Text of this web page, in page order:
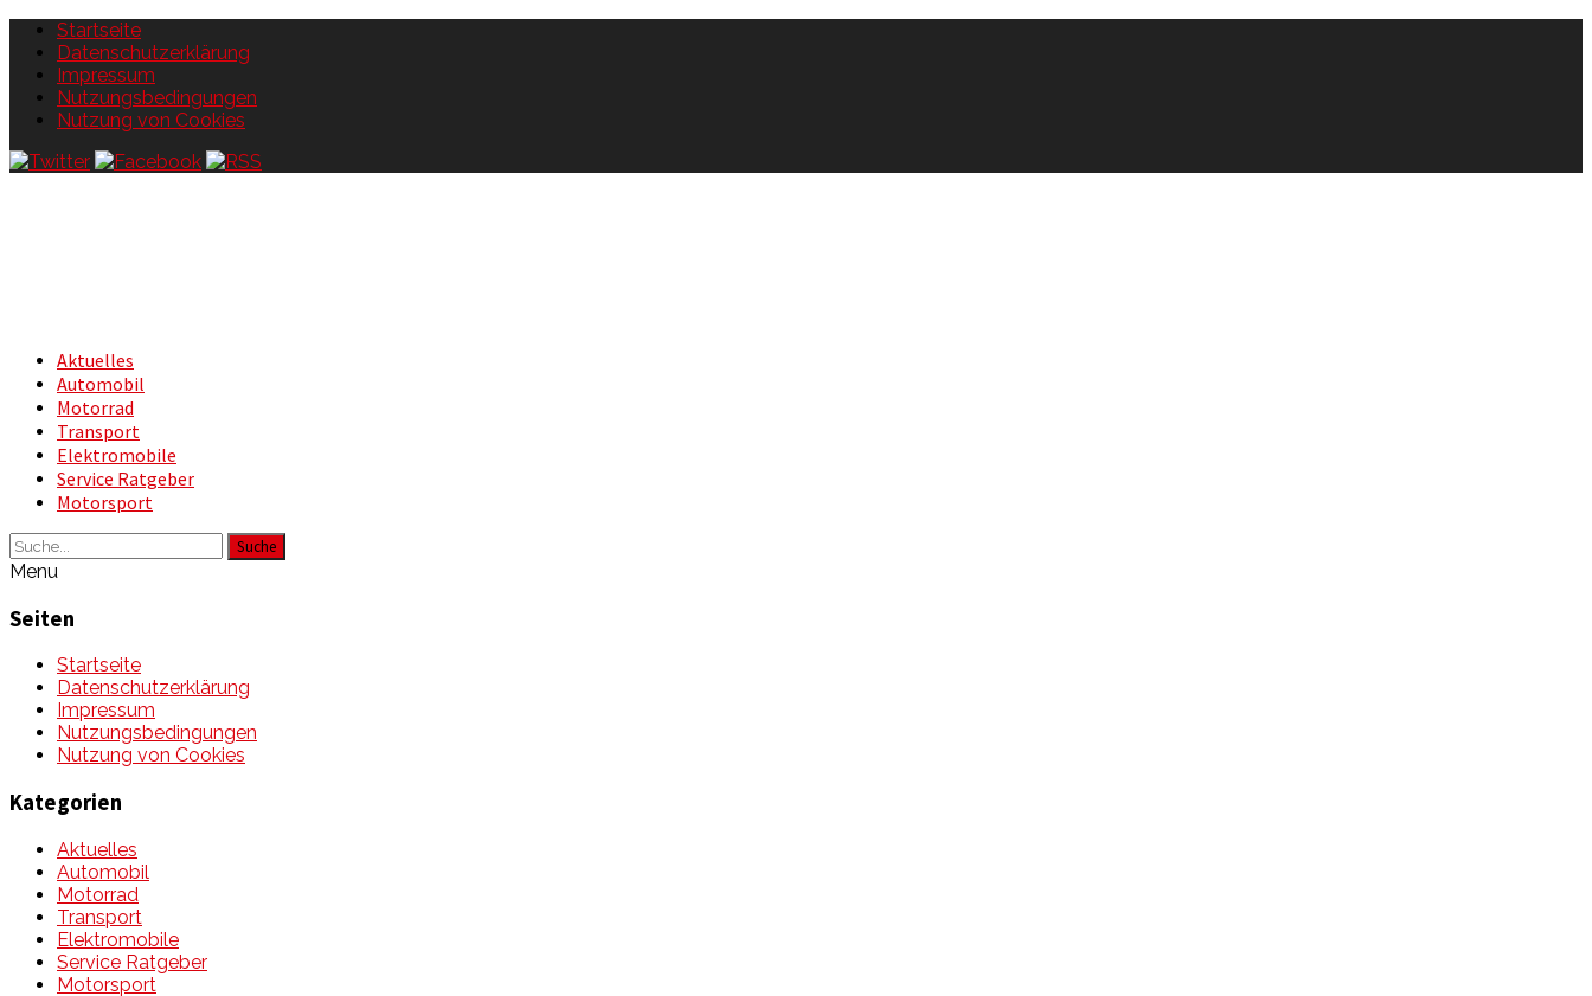
Startseite
Datenschutzerklärung
Impressum
Nutzungsbedingungen
Nutzung von Cookies
Aktuelles
Automobil
Motorrad
Transport
Elektromobile
Service Ratgeber
Motorsport
Suche
Menu
Seiten
Startseite
Datenschutzerklärung
Impressum
Nutzungsbedingungen
Nutzung von Cookies
Kategorien
Aktuelles
Automobil
Motorrad
Transport
Elektromobile
Service Ratgeber
Motorsport